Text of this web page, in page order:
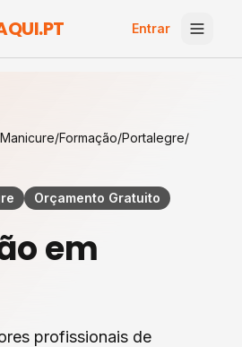
Entrar
/Formação/Portalegre/
Orçamento Gratuito
em
profissionais de